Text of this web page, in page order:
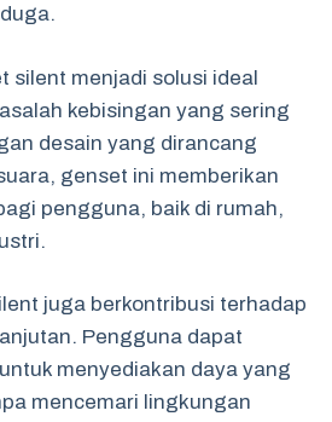
silent menjadi solusi ideal
kebisingan yang sering
desain yang dirancang
genset ini memberikan
pengguna, baik di rumah,
juga berkontribusi terhadap
Pengguna dapat
menyediakan daya yang
mencemari lingkungan